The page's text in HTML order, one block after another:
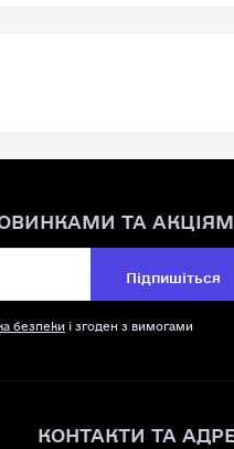
ТА
Підпишіться
безпеки і згоден з вимогами
КОНТАКТИ ТА